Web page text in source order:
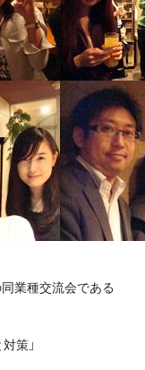
業種交流会である
策」